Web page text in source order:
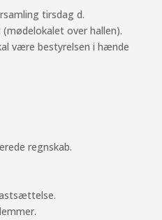
tirsdag d.
(mødelokalet over hallen).
være bestyrelsen i hænde
regnskab.